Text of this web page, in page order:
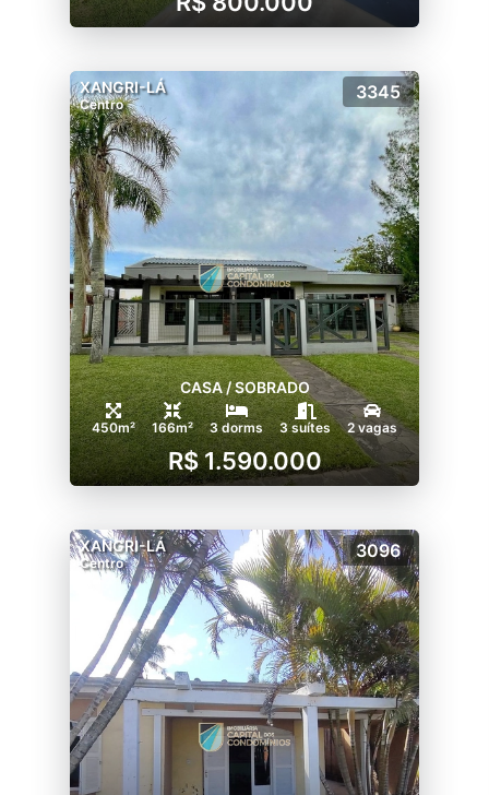
XANGRI-LÁ
Centro
3345
CASA / SOBRADO
450m² 166m² 3 dorms 3 suítes 2 vagas
R$ 1.590.000
XANGRI-LÁ
Centro
3096